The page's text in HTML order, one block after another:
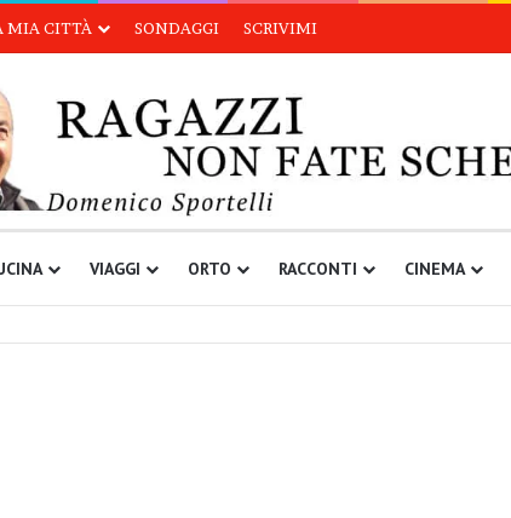
MIA CITTÀ SONDAGGI SCRIVIMI
VIAGGI ORTO RACCONTI CINEMA